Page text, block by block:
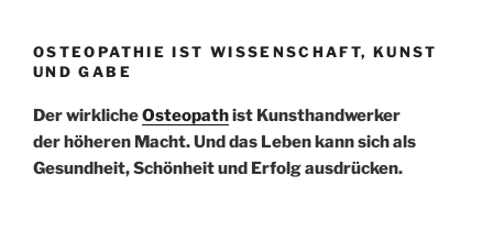
OSTEOPATHIE IST WISSENSCHAFT, KUNST
UND GABE
Der wirklicheOsteopathist Kunsthandwerker
der höheren Macht. Und das Leben kann sich als
Gesundheit, Schönheit und Erfolg ausdrücken.